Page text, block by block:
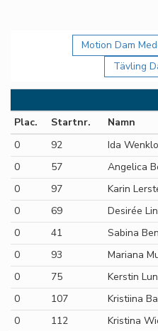
Motion Dam
Tävling
Plac.
Startnr. Namn
0
92 Ida Wenklo
0
57 Angelica
0
97 Karin
0
69 Desirée
0
41 Sabina
0
93 Mariana
0
75 Kerstin
0
107 Kristiina
0
112 Kristina